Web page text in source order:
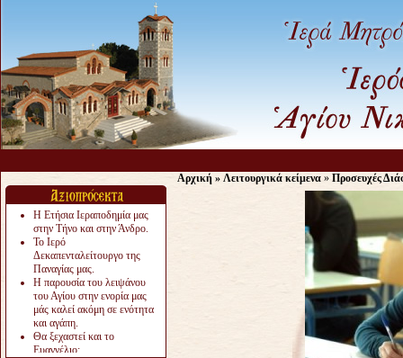
Η Ετήσια Ιεραποδημία μας
στην Τήνο και στην Άνδρο.
Το Ιερό
Δεκαπενταλείτουργο της
Παναγίας μας.
Η παρουσία του λειψάνου
του Αγίου στην ενορία μας
μάς καλεί ακόμη σε ενότητα
και αγάπη.
Θα ξεχαστεί και το
Ευαγγέλιο;
Αρχική » Λειτουργικά κείμενα » Προσευχές